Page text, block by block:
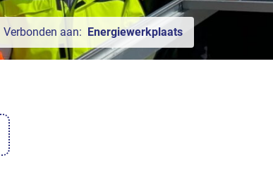
Verbonden aan: Energiewerkplaats